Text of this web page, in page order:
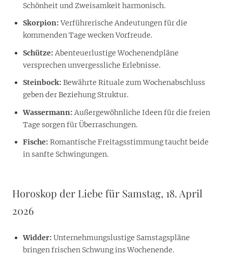
Schönheit und Zweisamkeit harmonisch.
Skorpion:Verführerische Andeutungen für die
kommenden Tage wecken Vorfreude.
Schütze: Abenteuerlustige Wochenendpläne
versprechen unvergessliche Erlebnisse.
Steinbock: Bewährte Rituale zum Wochenabschluss
geben der Beziehung Struktur.
Wassermann: Außergewöhnliche Ideen für die freien
Tage sorgen für Überraschungen.
Fische: Romantische Freitagsstimmung taucht beide
in sanfte Schwingungen.
Horoskop der Liebe für Samstag, 18. April
2026
Widder: Unternehmungslustige Samstagspläne
bringen frischen Schwung ins Wochenende.